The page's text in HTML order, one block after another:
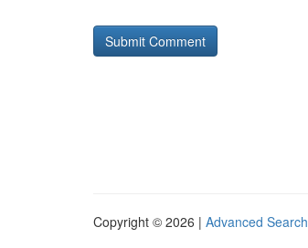
Copyright © 2026 | Advanced Search